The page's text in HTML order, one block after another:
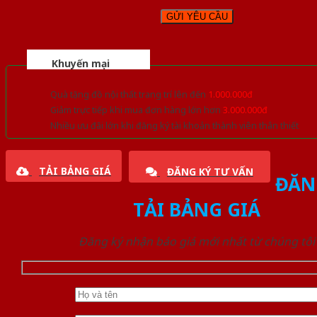
Khuyến mại
Quà tặng đồ nội thất trang trí lên đến 1.000.000đ
Giảm trực tiếp khi mua đơn hàng lớn hơn 3.000.000đ
Nhiều ưu đãi lớn khi đăng ký tài khoản thành viên thân thiết
TẢI BẢNG GIÁ ĐĂNG KÝ TƯ VẤN
TẢI BẢNG GIÁ
Đăng ký nhận báo giá mới nhất từ chúng tôi